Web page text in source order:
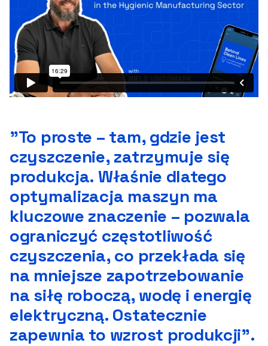
”To proste – tam, gdzie jest
czyszczenie, zatrzymuje się
produkcja. Właśnie dlatego
optymalizacja maszyn ma
kluczowe znaczenie – pozwala
ograniczyć częstotliwość
czyszczenia, co przekłada się
na mniejsze zapotrzebowanie
na siłę roboczą, wodę i energię
elektryczną. Ostatecznie
zapewnia to wzrost produkcji”.